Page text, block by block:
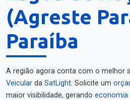
(Agreste
Paraíba
A região agora conta com o melhor
Veicular da SatLight. Solicite um
maior visibilidade, gerando economia